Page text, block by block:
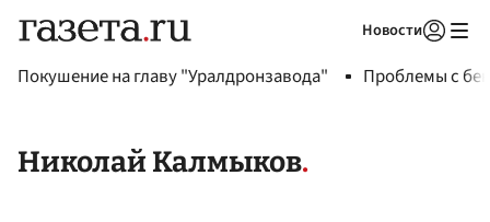
Новости
Покушение на главу "Уралдронзавода" Проблемы с
Николай Калмыков